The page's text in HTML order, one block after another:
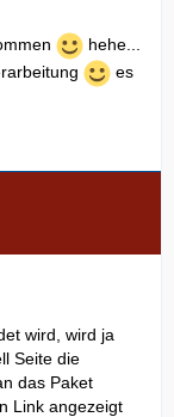
hehe...
es
wird, wird ja
Seite die
das Paket
Link angezeigt